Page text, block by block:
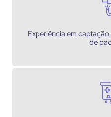
Experiência em
de